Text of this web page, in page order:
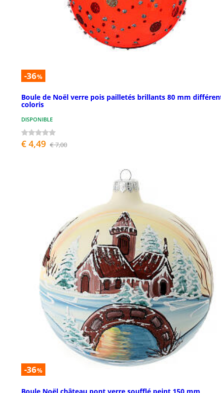
-36%
Boule de Noël verre pois pailletés brillants 80 mm
coloris
DISPONIBLE
€ 4,49 € 7,00
-36%